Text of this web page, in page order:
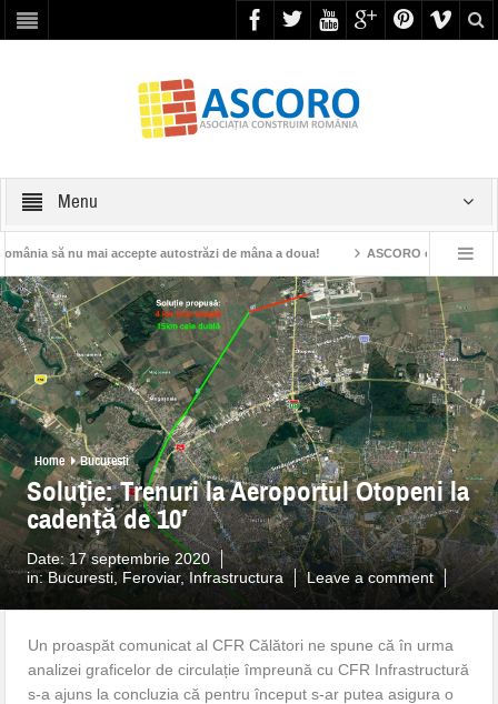
Menu
autostrăzi de mâna a doua! ASCORO condamnă punerea în circulație
CN CFR SA, Ion Gavrilă
Home Bucuresti
Soluție: Trenuri la Aeroportul Otopeni la
cadență de 10′
Date:17 septembrie 2020
in:Bucuresti Feroviar,Infrastructura Leave a comment
Un proaspăt comunicat al CFR Călători ne spune că în urma
analizei graficelor de circulație împreună cu CFR Infrastructură
s-a ajuns la concluzia că pentru început s-ar putea asigura o